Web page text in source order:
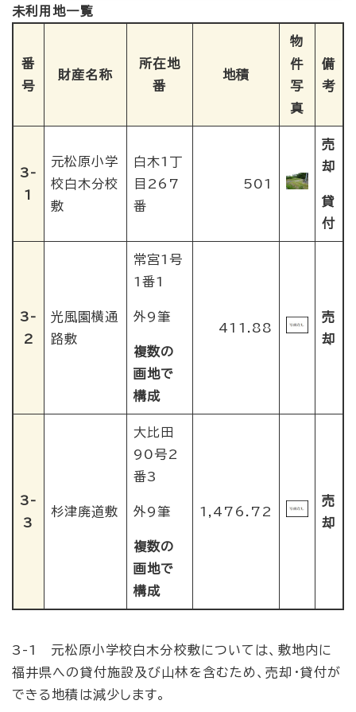
未利用地一覧
番
号
財産名称
所在地
番
地積
物
件
写
真
備
考
3-
1
元松原小学
校白木分校
敷
白木1丁
目267
番
501
売
却
貸
付
3-
2
光風園横通
路敷
常宮1号
1番1
外9筆
複数の
画地で
構成
411.88
売
却
3-
3
杉津廃道敷
大比田
90号2
番3
外9筆
複数の
画地で
構成
1,476.72
売
却
3-1 元松原小学校白木分校敷については、敷地内に
福井県への貸付施設及び山林を含むため、売却・貸付が
できる地積は減少します。